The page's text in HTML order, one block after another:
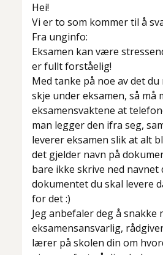
Hei!
Vi er to som kommer til å
Fra unginfo:
Eksamen kan være
er fullt forståelig!
Med tanke på noe av det
skje under eksamen, så må
eksamensvaktene at
man legger den ifra seg,
leverer eksamen slik at alt
det gjelder navn på
bare ikke skrive ned navnet
dokumentet du skal levere
for det :)
Jeg anbefaler deg å snakke
eksamensansvarlig,
lærer på skolen din om